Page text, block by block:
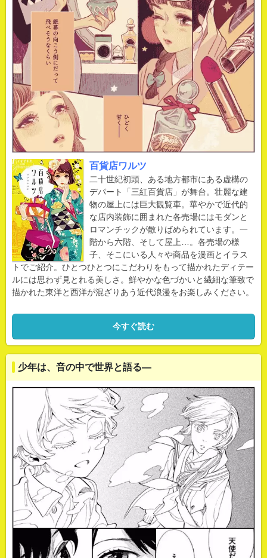
百貨店ワルツ
二十世紀初頭、ある地方都市にある虚構の
デパート「三紅百貨店」が舞台。壮麗な建
物の屋上には巨大観覧車。華やかで近代的
な店内装飾に囲まれた各売場にはモダンと
ロマンチックが散りばめられています。一
階から六階、そして屋上…。各売場の様
子、そこにいる人々や商品を漫画とイラス
トでご紹介。ひとつひとつにこだわりをもって描かれたディテー
ルには思わず見とれる美しさ。鮮やかな色づかいと繊細な筆致で
描かれた東洋と西洋が混ざりあう近代浪漫をお楽しみください。
今すぐ読む
少年は、音の中で世界と語る―